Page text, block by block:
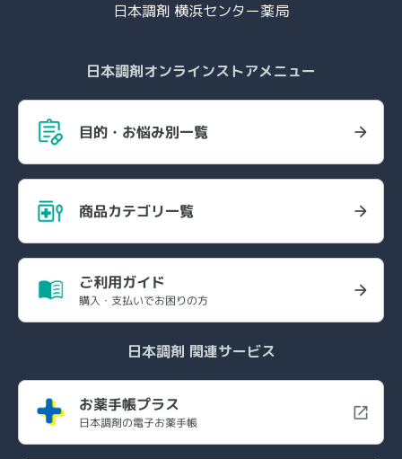
日本調剤 横浜センター薬局
日本調剤オンラインストアメニュー
目的・お悩み別一覧
商品カテゴリ一覧
ご利用ガイド
購入・支払いでお困りの方
日本調剤 関連サービス
お薬手帳プラス
日本調剤の電子お薬手帳